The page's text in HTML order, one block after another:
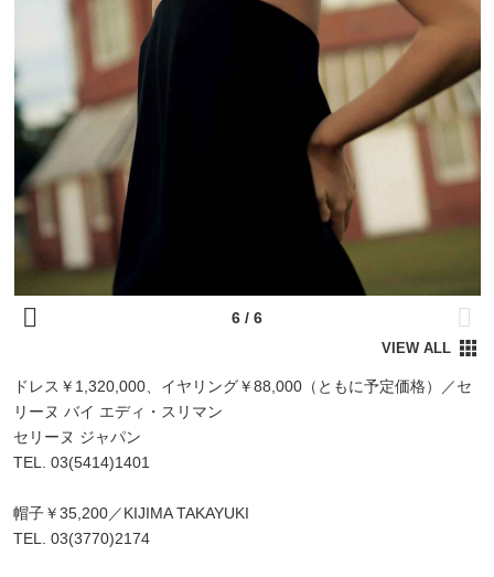
ドレス￥1,320,000、イヤリング￥88,000（ともに予定価格）／セ
リーヌ バイ エディ・スリマン
セリーヌ ジャパン
TEL. 03(5414)1401
帽子￥35,200／KIJIMA TAKAYUKI
TEL. 03(3770)2174